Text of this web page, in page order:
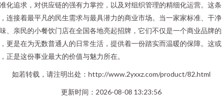
化追求，对供应链的强有力掌控，以及对组织管理的精细化运营。这条
连接着最平凡的民生需求与最具潜力的商业市场。当一家家标准、干
、亲民的小餐饮门店在全国各地亮起招牌，它们不仅是一个商业品牌
更是在为无数普通人的日常生活，提供着一份踏实而温暖的保障。这或
正是这份事业最大的价值与魅力所在。
如若转载，请注明出处：http://www.2yxxz.com/product/82.html
更新时间：2026-08-08 13:23:56